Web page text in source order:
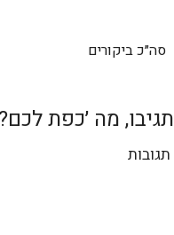
סה״כ ביקורים
תגיבו, מה ׳כפת לכם?
תגובות